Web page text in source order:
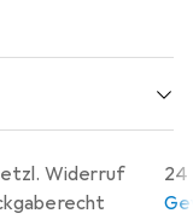
Widerruf
24